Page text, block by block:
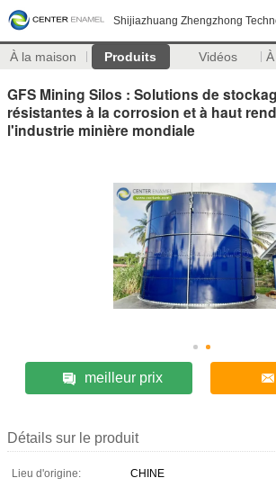
Shijiazhuang Zhengzhong
À la maison Produits Vidéos
GFS Mining Silos : Solutions de
résistantes à la corrosion et à haut
l'industrie minière mondiale
meilleur prix
Détails sur le produit
Lieu d'origine:
CHINE